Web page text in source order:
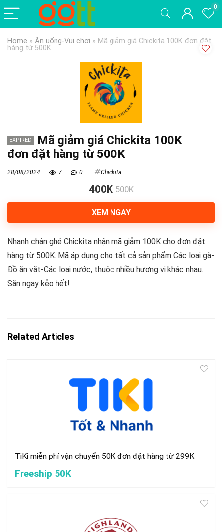
0
Home » Ăn uống-Vui chơi » Mã giảm giá Chickita 100K đơn đặt
hàng từ 500K
EXPIRED
Mã giảm giá Chickita 100K
đơn đặt hàng từ 500K
28/08/2024 7 0 Chickita
400K 500K
XEM NGAY
Nhanh chân ghé Chickita nhận mã giảm 100K cho đơn đặt
hàng từ 500K. Mã áp dụng cho tất cả sản phẩm Các loại gà-
Đồ ăn vặt-Các loại nước, thuộc nhiều hương vị khác nhau.
Săn ngay kẻo hết!
Related Articles
TiKi miễn phí vận chuyển 50K đơn đặt hàng từ 299K
Freeship 50K